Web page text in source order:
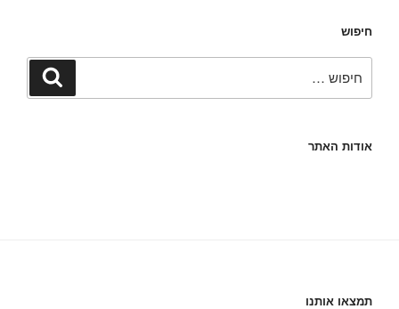
חיפוש
חיפוש
אודות האתר
תמצאו אותנו